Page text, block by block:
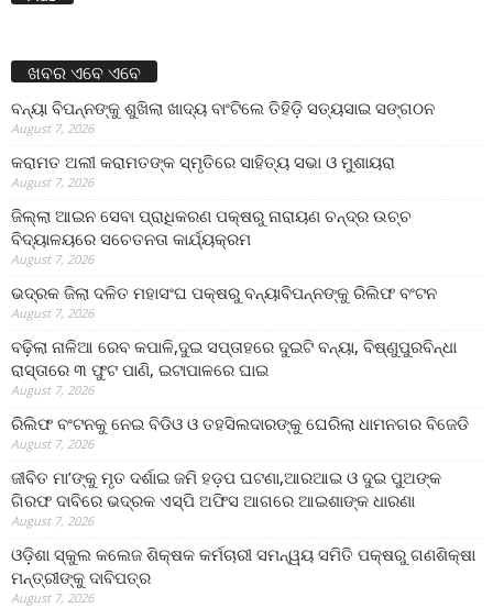
ଖବର ଏବେ ଏବେ
ବନ୍ୟା ବିପନ୍ନଙ୍କୁ ଶୁଖିଲା ଖାଦ୍ୟ ବାଂଟିଲେ ତିହିଡି଼ ସତ୍ୟସାଇ ସଙ୍ଗଠନ
August 7, 2026
କରାମତ ଅଲୀ କରାମତଙ୍କ ସ୍ମୃତିରେ ସାହିତ୍ୟ ସଭା ଓ ମୁଶାୟରା
August 7, 2026
ଜିଲ୍ଲା ଆଇନ ସେବା ପ୍ରାଧିକରଣ ପକ୍ଷରୁ ନାରାୟଣ ଚନ୍ଦ୍ର ଉଚ୍ଚ
ବିଦ୍ୟାଳୟରେ ସଚେତନତା କାର୍ଯ୍ୟକ୍ରମ
August 7, 2026
ଭଦ୍ରକ ଜିଲା ଦଳିତ ମହାସଂଘ ପକ୍ଷରୁ ବନ୍ୟାବିପନ୍ନଙ୍କୁ ରିଲିଫ ବଂଟନ
August 7, 2026
ବଢ଼ିଲା ନାଳିଆ ରେବ କପାଳି,ଦୁଇ ସପ୍ତାହରେ ଦୁଇଟି ବନ୍ୟା, ବିଷ୍ଣୁପୁରବିନ୍ଧା
ରାସ୍ତାରେ ୩ ଫୁଟ ପାଣି, ଇଟାପାଳରେ ଘାଇ
August 7, 2026
ରିଲିଫ ବଂଟନକୁ ନେଇ ବିଡିଓ ଓ ତହସିଲଦାରଙ୍କୁ ଘେରିଲା ଧାମନଗର ବିଜେଡି
August 7, 2026
ଜୀବିତ ମା’ଙ୍କୁ ମୃତ ଦର୍ଶାଇ ଜମି ହଡ଼ପ ଘଟଣା,ଆରଆଇ ଓ ଦୁଇ ପୁଅଙ୍କ
ଗିରଫ ଦାବିରେ ଭଦ୍ରକ ଏସ୍‌ପି ଅଫିସ ଆଗରେ ଆଇଶାଙ୍କ ଧାରଣା
August 7, 2026
ଓଡ଼ିଶା ସ୍କୁଲ କଲେଜ ଶିକ୍ଷକ କର୍ମଚାରୀ ସମନ୍ୱୟ ସମିତି ପକ୍ଷରୁ ଗଣଶିକ୍ଷା
ମନ୍ତ୍ରୀଙ୍କୁ ଦାବିପତ୍ର
August 7, 2026